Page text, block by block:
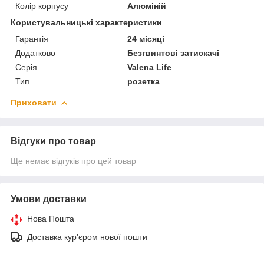
Колір корпусу
Алюміній
Користувальницькі характеристики
Гарантія
24 місяці
Додатково
Безгвинтові затискачі
Серія
Valena Life
Тип
розетка
Приховати
Відгуки про товар
Ще немає відгуків про цей товар
Умови доставки
Нова Пошта
Доставка кур'єром нової пошти